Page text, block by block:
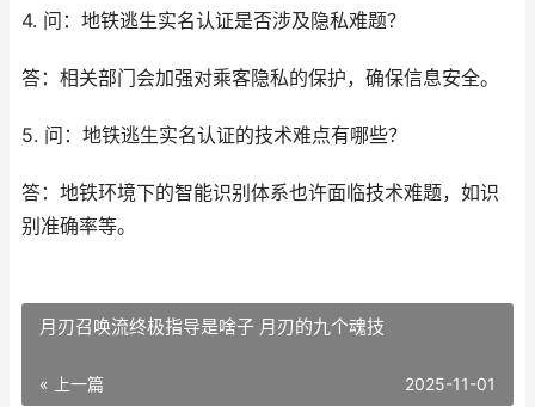
4. 问：地铁逃生实名认证是否涉及隐私难题？
答：相关部门会加强对乘客隐私的保护，确保信息安全。
5. 问：地铁逃生实名认证的技术难点有哪些？
答：地铁环境下的智能识别体系也许面临技术难题，如识
别准确率等。
月刃召唤流终极指导是啥子 月刃的九个魂技
« 上一篇 2025-11-01